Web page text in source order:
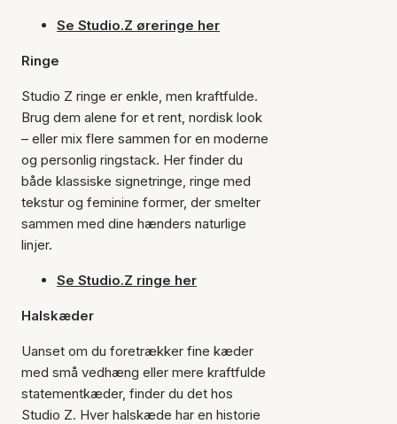
Se Studio.Z øreringe her
Ringe
Studio Z ringe er enkle, men kraftfulde.
Brug dem alene for et rent, nordisk look
– eller mix flere sammen for en moderne
og personlig ringstack. Her finder du
både klassiske signetringe, ringe med
tekstur og feminine former, der smelter
sammen med dine hænders naturlige
linjer.
Se Studio.Z ringe her
Halskæder
Uanset om du foretrækker fine kæder
med små vedhæng eller mere kraftfulde
statementkæder, finder du det hos
Studio Z. Hver halskæde har en historie